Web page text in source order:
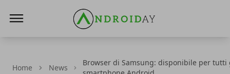
Home News
Browser di Samsung: disponibile per tutti